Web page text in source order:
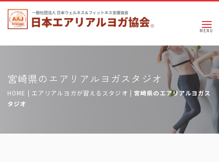
宮崎県のエアリアルヨガスタジオ
HOME | エアリアルヨガが習えるスタジオ | 宮崎県のエアリアルヨガス
タジオ